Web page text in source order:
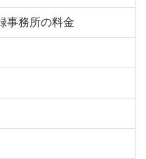
事務所の料金